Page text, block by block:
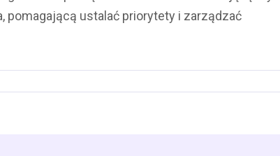
pomagającą ustalać priorytety i zarządzać